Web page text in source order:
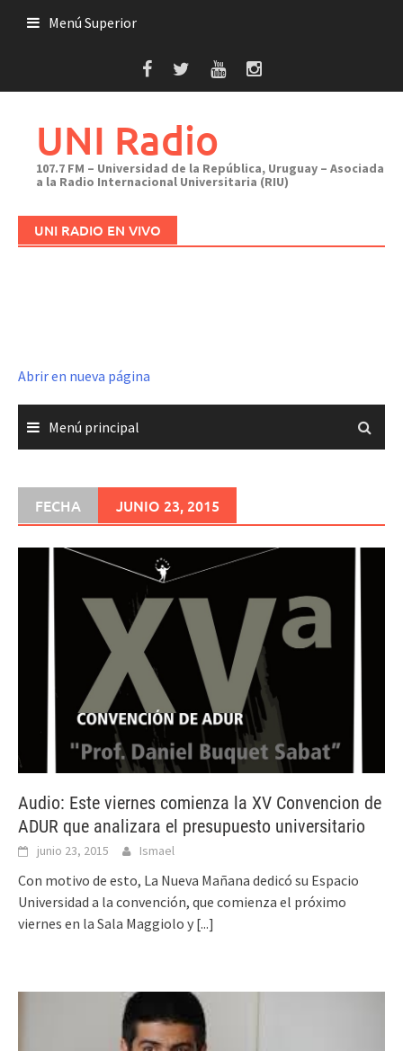
Menú Superior
UNI Radio
107.7 FM – Universidad de la República, Uruguay – Asociada
a la Radio Internacional Universitaria (RIU)
UNI RADIO EN VIVO
Abrir en nueva página
Menú principal
FECHA JUNIO 23, 2015
Audio: Este viernes comienza la XV Convencion de
ADUR que analizara el presupuesto universitario
junio 23, 2015 Ismael
Con motivo de esto, La Nueva Mañana dedicó su Espacio
Universidad a la convención, que comienza el próximo
viernes en la Sala Maggiolo y [...]